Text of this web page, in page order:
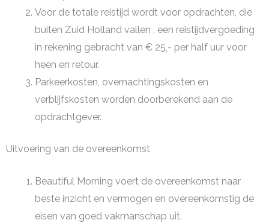
Voor de totale reistijd wordt voor opdrachten, die
buiten Zuid Holland vallen , een reistijdvergoeding
in rekening gebracht van € 25,- per half uur voor
heen en retour.
Parkeerkosten, overnachtingskosten en
verblijfskosten worden doorberekend aan de
opdrachtgever.
Uitvoering van de overeenkomst
Beautiful Morning voert de overeenkomst naar
beste inzicht en vermogen en overeenkomstig de
eisen van goed vakmanschap uit.